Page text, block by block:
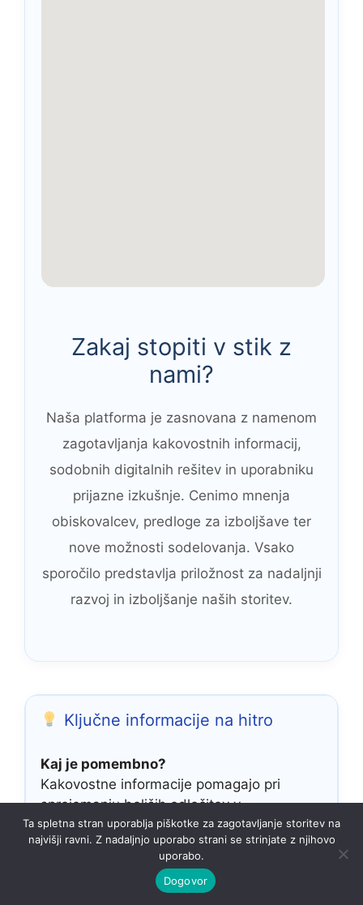
Zakaj stopiti v stik z
nami?
Naša platforma je zasnovana z namenom
zagotavljanja kakovostnih informacij,
sodobnih digitalnih rešitev in uporabniku
prijazne izkušnje. Cenimo mnenja
obiskovalcev, predloge za izboljšave ter
nove možnosti sodelovanja. Vsako
sporočilo predstavlja priložnost za nadaljnji
razvoj in izboljšanje naših storitev.
Ključne informacije na hitro
Kaj je pomembno?
Kakovostne informacije pomagajo pri
sprejemanju boljših odločitev v
vsakdanjem življenju.
Zakaj preverjati vire?
Preverjeni podatki povečujejo zanesljivost
Ta spletna stran uporablja piškotke za zagotavljanje storitev na
najvišji ravni. Z nadaljnjo uporabo strani se strinjate z njihovo
uporabo.
Dogovor